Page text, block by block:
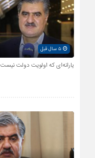
۵ سال قبل
یارانه‌ای که اولویت دولت نیست